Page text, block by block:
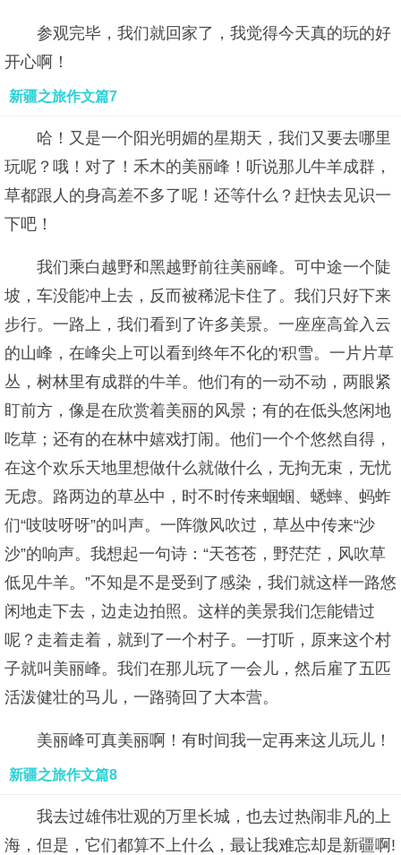
参观完毕，我们就回家了，我觉得今天真的玩的好
开心啊！
新疆之旅作文篇7
哈！又是一个阳光明媚的星期天，我们又要去哪里
玩呢？哦！对了！禾木的美丽峰！听说那儿牛羊成群，
草都跟人的身高差不多了呢！还等什么？赶快去见识一
下吧！
我们乘白越野和黑越野前往美丽峰。可中途一个陡
坡，车没能冲上去，反而被稀泥卡住了。我们只好下来
步行。一路上，我们看到了许多美景。一座座高耸入云
的山峰，在峰尖上可以看到终年不化的'积雪。一片片草
丛，树林里有成群的牛羊。他们有的一动不动，两眼紧
盯前方，像是在欣赏着美丽的风景；有的在低头悠闲地
吃草；还有的在林中嬉戏打闹。他们一个个悠然自得，
在这个欢乐天地里想做什么就做什么，无拘无束，无忧
无虑。路两边的草丛中，时不时传来蝈蝈、蟋蟀、蚂蚱
们“吱吱呀呀”的叫声。一阵微风吹过，草丛中传来“沙
沙”的响声。我想起一句诗：“天苍苍，野茫茫，风吹草
低见牛羊。”不知是不是受到了感染，我们就这样一路悠
闲地走下去，边走边拍照。这样的美景我们怎能错过
呢？走着走着，就到了一个村子。一打听，原来这个村
子就叫美丽峰。我们在那儿玩了一会儿，然后雇了五匹
活泼健壮的马儿，一路骑回了大本营。
美丽峰可真美丽啊！有时间我一定再来这儿玩儿！
新疆之旅作文篇8
我去过雄伟壮观的万里长城，也去过热闹非凡的上
海，但是，它们都算不上什么，最让我难忘却是新疆啊!